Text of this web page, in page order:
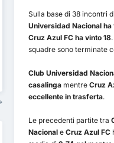
Sulla base di 38 incontri
Universidad Nacional
Cruz Azul FC ha vinto 18
squadre sono terminate
Club Universidad
casalingamentre Cruz
eccellente in trasferta.
Le precedenti partite tra
Nacionale Cruz Azul FC